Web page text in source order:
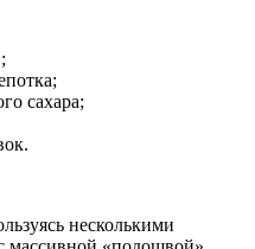
сахара;
несколькими